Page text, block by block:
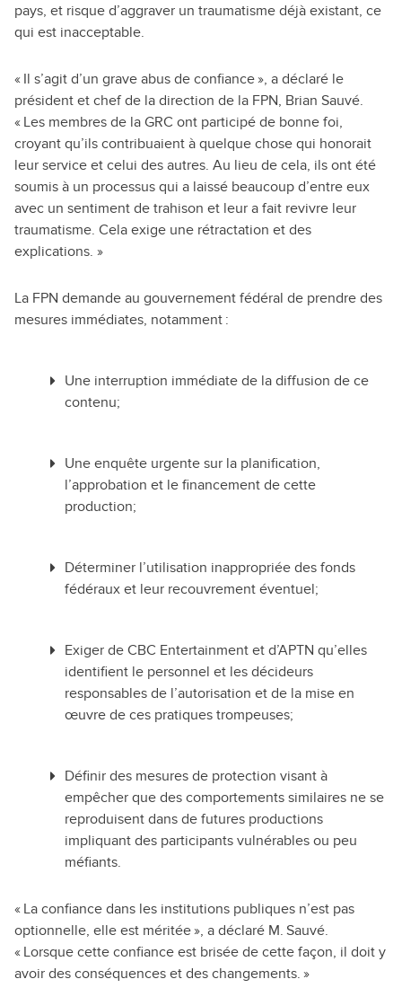
pays, et risque d’aggraver un traumatisme déjà existant, ce
qui est inacceptable.
« Il s’agit d’un grave abus de confiance », a déclaré le
président et chef de la direction de la FPN, Brian Sauvé.
« Les membres de la GRC ont participé de bonne foi,
croyant qu’ils contribuaient à quelque chose qui honorait
leur service et celui des autres. Au lieu de cela, ils ont été
soumis à un processus qui a laissé beaucoup d’entre eux
avec un sentiment de trahison et leur a fait revivre leur
traumatisme. Cela exige une rétractation et des
explications. »
La FPN demande au gouvernement fédéral de prendre des
mesures immédiates, notamment :
Une interruption immédiate de la diffusion de ce
contenu;
Une enquête urgente sur la planification,
l’approbation et le financement de cette
production;
Déterminer l’utilisation inappropriée des fonds
fédéraux et leur recouvrement éventuel;
Exiger de CBC Entertainment et d’APTN qu’elles
identifient le personnel et les décideurs
responsables de l’autorisation et de la mise en
œuvre de ces pratiques trompeuses;
Définir des mesures de protection visant à
empêcher que des comportements similaires ne se
reproduisent dans de futures productions
impliquant des participants vulnérables ou peu
méfiants.
« La confiance dans les institutions publiques n’est pas
optionnelle, elle est méritée », a déclaré M. Sauvé.
« Lorsque cette confiance est brisée de cette façon, il doit y
avoir des conséquences et des changements. »